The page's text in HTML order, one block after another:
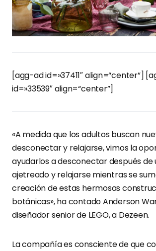
[agg-ad id=»37411″ align=“center”]
id=»33539″ align=“center”]
«A medida que los adultos buscan
desconectar y relajarse, vimos la
ayudarlos a desconectar después de
ajetreado y relajarse mientras se
creación de estas hermosas
botánicas», ha contado Anderson
diseñador senior de LEGO, a Dezeen.
La compañía es consciente de que